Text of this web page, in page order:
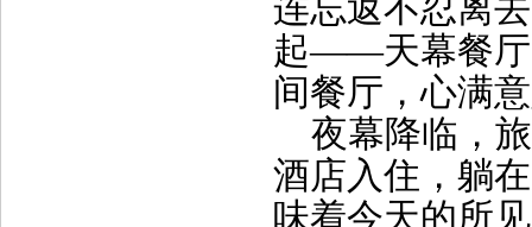
连忘返不忍离
起——天幕餐厅
间餐厅，心满
夜幕降临，
酒店入住，躺
味着今天的所